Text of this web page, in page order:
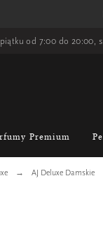
od 7:00 do 20:00,
Premium
AJ Deluxe Damskie